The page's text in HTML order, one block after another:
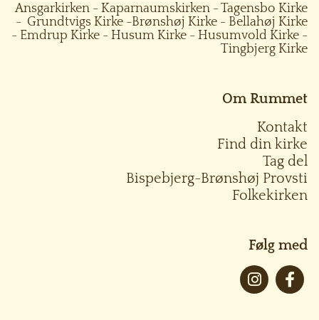
Ansgarkirken - Kaparnaumskirken -Tagensbo Kirke
- Grundtvigs Kirke -Brønshøj Kirke - Bellahøj Kirke
- Emdrup Kirke - Husum Kirke - Husumvold Kirke -
Tingbjerg Kirke
Om Rummet
Kontakt
Find din kirke
Tag del
Bispebjerg-Brønshøj Provsti
Folkekirken
Følg med